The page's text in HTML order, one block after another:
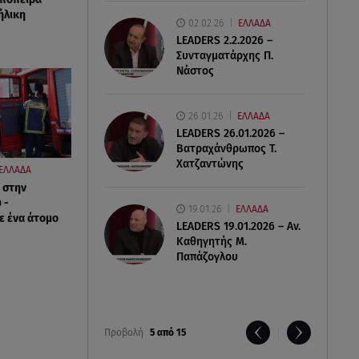
02.02.26 ΕΛΛΑΔΑ
LEADERS 2.2.2026 –
Συνταγματάρχης Π.
Νάστος
26.01.26 ΕΛΛΑΔΑ
LEADERS 26.01.2026 –
Βατραχάνθρωπος Τ.
Χατζαντώνης
19.01.26 ΕΛΛΑΔΑ
LEADERS 19.01.2026 – Αν.
Καθηγητής Μ.
Παπάζογλου
Προβολή 5 από 15
ΕΛΛΑΔΑ
στην
-
ένα άτομο